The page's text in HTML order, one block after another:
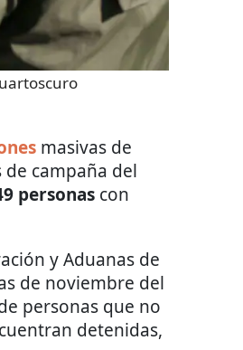
masivas de
campaña del
personas con
y Aduanas de
de noviembre del
personas que no
detenidas,